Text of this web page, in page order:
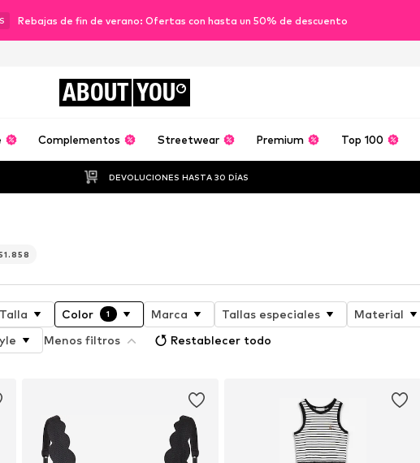
S Rebajas de fin de verano: Ofertas con hasta un 50% de descuento
ABOUT YOU
Complementos Streetwear Premium Top 100
DEVOLUCIONES HASTA 30 DÍAS
Talla Color 1 Marca Tallas especiales Material
Menos filtros Restablecer todo